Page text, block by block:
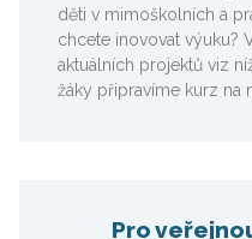
děti v mimoškolních a
chcete inovovat výuku?
aktuálních projektů viz
žáky připravíme kurz na
Pro